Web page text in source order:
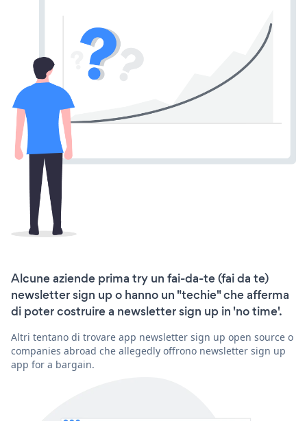
Alcune aziende prima try un fai-da-te (fai da te)
newsletter sign up o hanno un "techie" che afferma
di poter costruire a newsletter sign up in 'no time'.
Altri tentano di trovare app newsletter sign up open source o
companies abroad che allegedly offrono newsletter sign up
app for a bargain.